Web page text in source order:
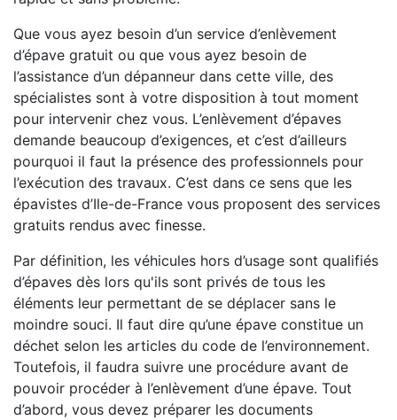
Que vous ayez besoin d’un service d’enlèvement
d’épave gratuit ou que vous ayez besoin de
l’assistance d’un dépanneur dans cette ville, des
spécialistes sont à votre disposition à tout moment
pour intervenir chez vous. L’enlèvement d’épaves
demande beaucoup d’exigences, et c’est d’ailleurs
pourquoi il faut la présence des professionnels pour
l’exécution des travaux. C’est dans ce sens que les
épavistes d’Ile-de-France vous proposent des services
gratuits rendus avec finesse.
Par définition, les véhicules hors d’usage sont qualifiés
d’épaves dès lors qu'ils sont privés de tous les
éléments leur permettant de se déplacer sans le
moindre souci. Il faut dire qu’une épave constitue un
déchet selon les articles du code de l’environnement.
Toutefois, il faudra suivre une procédure avant de
pouvoir procéder à l’enlèvement d’une épave. Tout
d’abord, vous devez préparer les documents